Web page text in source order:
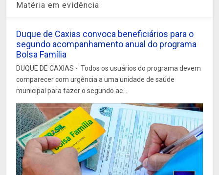
Matéria em evidência
Duque de Caxias convoca beneficiários para o
segundo acompanhamento anual do programa
Bolsa Família
DUQUE DE CAXIAS - Todos os usuários do programa devem
comparecer com urgência a uma unidade de saúde
municipal para fazer o segundo ac...